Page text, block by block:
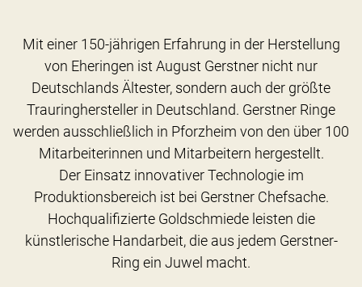
Mit einer 150-jährigen Erfahrung in der Herstellung
von Eheringen ist August Gerstner nicht nur
Deutschlands Ältester, sondern auch der größte
Trauringhersteller in Deutschland. Gerstner Ringe
werden ausschließlich in Pforzheim von den über 100
Mitarbeiterinnen und Mitarbeitern hergestellt.
Der Einsatz innovativer Technologie im
Produktionsbereich ist bei Gerstner Chefsache.
Hochqualifizierte Goldschmiede leisten die
künstlerische Handarbeit, die aus jedem Gerstner-
Ring ein Juwel macht.